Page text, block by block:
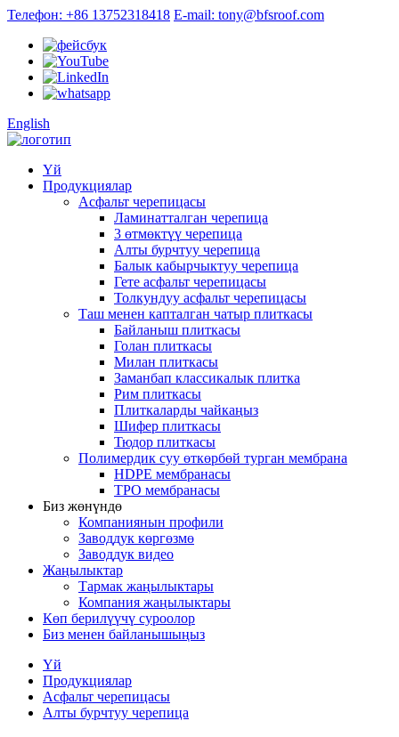
Телефон: +86 13752318418 E-mail: tony@bfsroof.com
English
Үй
Продукциялар
Асфальт черепицасы
Ламинатталган черепица
3 өтмөктүү черепица
Алты бурчтуу черепица
Балык кабырчыктуу черепица
Гете асфальт черепицасы
Толкундуу асфальт черепицасы
Таш менен капталган чатыр плиткасы
Байланыш плиткасы
Голан плиткасы
Милан плиткасы
Заманбап классикалык плитка
Рим плиткасы
Плиткаларды чайкаңыз
Шифер плиткасы
Тюдор плиткасы
Полимердик суу өткөрбөй турган мембрана
HDPE мембранасы
TPO мембранасы
Биз жөнүндө
Компаниянын профили
Заводдук көргөзмө
Заводдук видео
Жаңылыктар
Тармак жаңылыктары
Компания жаңылыктары
Көп берилүүчү суроолор
Биз менен байланышыңыз
Үй
Продукциялар
Асфальт черепицасы
Алты бурчтуу черепица